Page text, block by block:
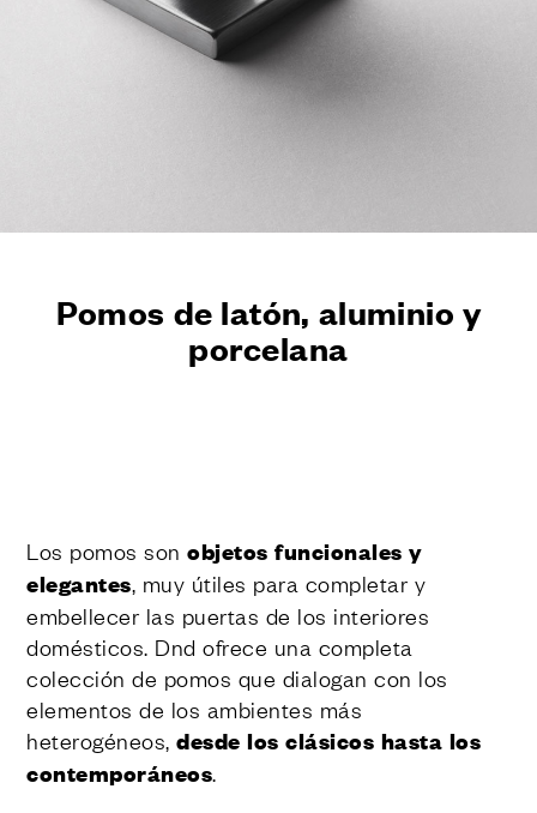
ACABADOS
SISTEMAS
Pomos de latón, aluminio y
porcelana
Los pomos sonobjetos funcionales y
elegantes, muy útiles para completar y
embellecer las puertas de los interiores
domésticos. Dnd ofrece una completa
colección de pomos que dialogan con los
elementos de los ambientes más
heterogéneos,desde los clásicos hasta los
contemporáneos.